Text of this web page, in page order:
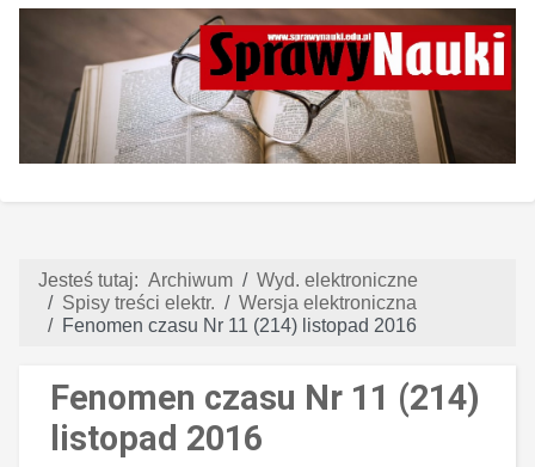
Jesteś tutaj: Archiwum
Wyd. elektroniczne
Spisy treści elektr.
Wersja elektroniczna
Fenomen czasu Nr 11 (214) listopad 2016
Fenomen czasu Nr 11 (214)
listopad 2016